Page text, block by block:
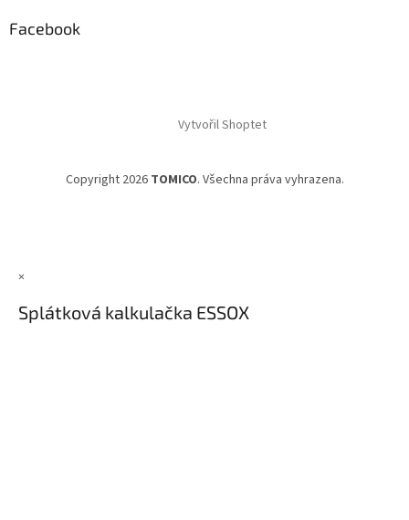
Facebook
Vytvořil Shoptet
Copyright 2026 TOMICO. Všechna práva vyhrazena.
×
Splátková kalkulačka ESSOX